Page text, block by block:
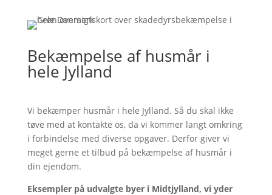
Bekæmpelse af husmår i
hele Jylland
Vi bekæmper husmår i hele Jylland. Så du skal ikke
tøve med at kontakte os, da vi kommer langt omkring
i forbindelse med diverse opgaver. Derfor giver vi
meget gerne et tilbud på bekæmpelse af husmår i
din ejendom.
Eksempler på udvalgte byer i Midtjylland, vi yder